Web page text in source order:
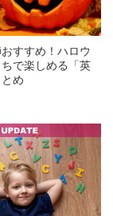
すすめ！ハロウ
で楽しめる「英
め